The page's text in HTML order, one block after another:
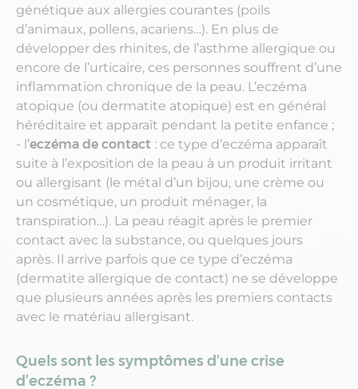
génétique aux allergies courantes (poils
d’animaux, pollens, acariens…). En plus de
développer des rhinites, de l’asthme allergique ou
encore de l’urticaire, ces personnes souffrent d’une
inflammation chronique de la peau. L’eczéma
atopique (ou dermatite atopique) est en général
héréditaire et apparaît pendant la petite enfance ;
- l’eczéma de contact : ce type d’eczéma apparaît
suite à l’exposition de la peau à un produit irritant
ou allergisant (le métal d’un bijou, une crème ou
un cosmétique, un produit ménager, la
transpiration…). La peau réagit après le premier
contact avec la substance, ou quelques jours
après. Il arrive parfois que ce type d’eczéma
(dermatite allergique de contact) ne se développe
que plusieurs années après les premiers contacts
avec le matériau allergisant.
Quels sont les symptômes d’une crise
d’eczéma ?